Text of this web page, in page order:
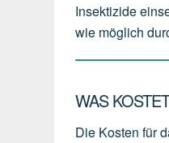
Insektizide
wie möglich
WAS
Die Kosten für